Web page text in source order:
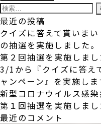
検
索:
最近の投稿
クイズに答えて貰いま
の抽選を実施しました。
第２回抽選を実施しまし
3/1から『クイズに答え
ャンペーン』を実施しま
新型コロナウイルス感
第１回抽選を実施しまし
最近のコメント